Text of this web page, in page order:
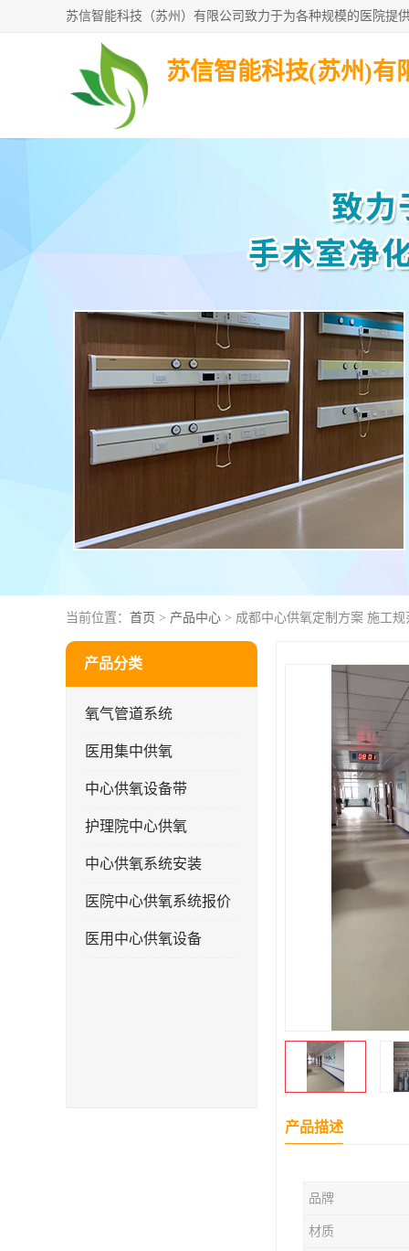
苏信智能科技(苏州)有
当前位置： 首页 > 产品中心 > 成都中心供氧定制方案 施工规
产品分类
氧气管道系统
医用集中供氧
中心供氧设备带
护理院中心供氧
中心供氧系统安装
医院中心供氧系统报价
医用中心供氧设备
产品描述
品牌
材质